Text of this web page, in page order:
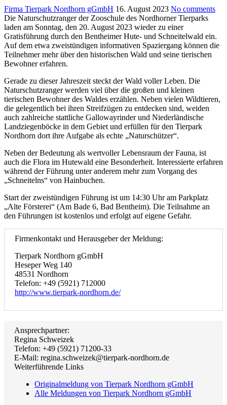
Firma Tierpark Nordhorn gGmbH 16. August 2023 No comments
Die Naturschutzranger der Zooschule des Nordhorner Tierparks
laden am Sonntag, den 20. August 2023 wieder zu einer
Gratisführung durch den Bentheimer Hute- und Schneitelwald ein.
Auf dem etwa zweistündigen informativen Spaziergang können die
Teilnehmer mehr über den historischen Wald und seine tierischen
Bewohner erfahren.
Gerade zu dieser Jahreszeit steckt der Wald voller Leben. Die
Naturschutzranger werden viel über die großen und kleinen
tierischen Bewohner des Waldes erzählen. Neben vielen Wildtieren,
die gelegentlich bei ihren Streifzügen zu entdecken sind, weiden
auch zahlreiche stattliche Gallowayrinder und Niederländische
Landziegenböcke in dem Gebiet und erfüllen für den Tierpark
Nordhorn dort ihre Aufgabe als echte „Naturschützer“.
Neben der Bedeutung als wertvoller Lebensraum der Fauna, ist
auch die Flora im Hutewald eine Besonderheit. Interessierte erfahren
während der Führung unter anderem mehr zum Vorgang des
„Schneitelns“ von Hainbuchen.
Start der zweistündigen Führung ist um 14:30 Uhr am Parkplatz
„Alte Försterei“ (Am Bade 6, Bad Bentheim). Die Teilnahme an
den Führungen ist kostenlos und erfolgt auf eigene Gefahr.
Firmenkontakt und Herausgeber der Meldung:
Tierpark Nordhorn gGmbH
Heseper Weg 140
48531 Nordhorn
Telefon: +49 (5921) 712000
http://www.tierpark-nordhorn.de/
Ansprechpartner:
Regina Schweizek
Telefon: +49 (5921) 71200-33
E-Mail: regina.schweizek@tierpark-nordhorn.de
Weiterführende Links
Originalmeldung von Tierpark Nordhorn gGmbH
Alle Meldungen von Tierpark Nordhorn gGmbH